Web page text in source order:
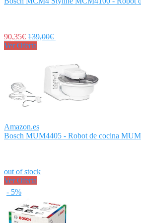
90,35€ 139,00€
Ver Oferta
Amazon.es
Bosch MUM4405 - Robot de cocina
out of stock
Ver Oferta
- 5%